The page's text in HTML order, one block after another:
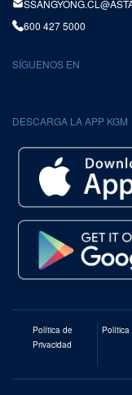
600 427 5000
SÍGUENOS EN
DESCARGA LA APP KGM
Política de
Privacidad
Política